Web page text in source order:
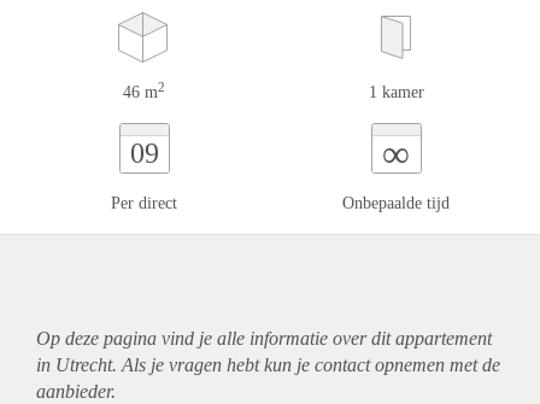
46 m2 1 kamer
09
Per direct
∞
Onbepaalde tijd
Op deze pagina vind je alle informatie over ditappartement
in Utrecht. Als je vragen hebt kun je contact opnemen met de
aanbieder.